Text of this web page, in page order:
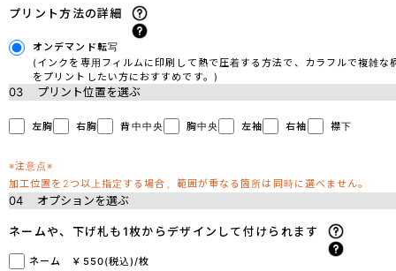
プリント方法の詳細
オンデマンド転写
(インクを専用フィルムに印刷して熱で圧着する方法で、カラフルで複雑な
をプリントしたい方におすすめです。)
03 プリント位置を選ぶ
左胸 右胸 背中中央 胸中央 左袖 右袖 襟下
※注意点※
加工位置を2つ以上指定する場合、範囲が重なる箇所は同時に選べません。
04 オプションを選ぶ
ネームや、下げ札も1枚からデザインして付けられます
ネーム ￥550(税込)/枚